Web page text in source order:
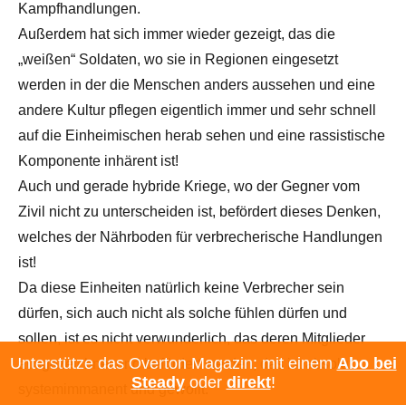
Kampfhandlungen.
Außerdem hat sich immer wieder gezeigt, das die
„weißen“ Soldaten, wo sie in Regionen eingesetzt
werden in der die Menschen anders aussehen und eine
andere Kultur pflegen eigentlich immer und sehr schnell
auf die Einheimischen herab sehen und eine rassistische
Komponente inhärent ist!
Auch und gerade hybride Kriege, wo der Gegner vom
Zivil nicht zu unterscheiden ist, befördert dieses Denken,
welches der Nährboden für verbrecherische Handlungen
ist!
Da diese Einheiten natürlich keine Verbrecher sein
dürfen, sich auch nicht als solche fühlen dürfen und
sollen, ist es nicht verwunderlich, das deren Mitglieder
ausgezeichnet und befördert werden, das ist absolut
systemimmanent und gewollt.
Unterstütze das Overton Magazin: mit einem Abo bei
Steadyoder direkt!